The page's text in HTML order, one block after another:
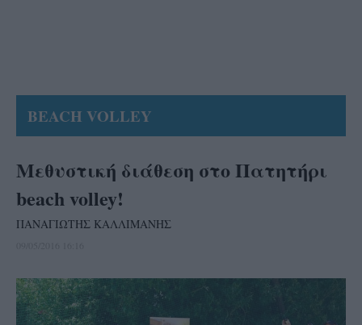
BEACH VOLLEY
Μεθυστική διάθεση στο Πατητήρι
beach volley!
ΠΑΝΑΓΙΩΤΗΣ ΚΑΛΛΙΜΑΝΗΣ